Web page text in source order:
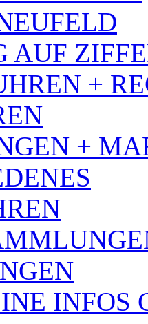
AUF
+
+
INFOS